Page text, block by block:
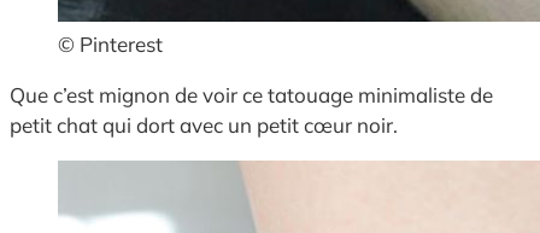
© Pinterest
Que c’est mignon de voir ce tatouage minimaliste de
petit chat qui dort avec un petit cœur noir.